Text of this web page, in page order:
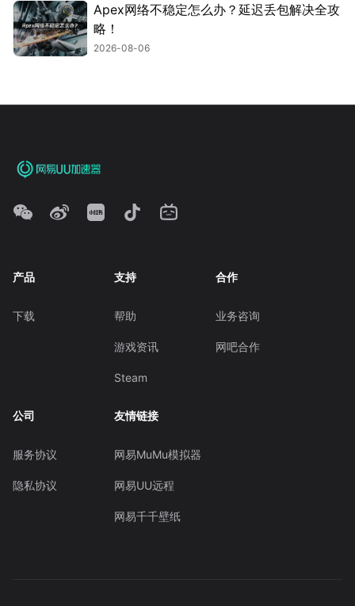
Apex网络不稳定怎么办？延迟丢包解决全攻
略！
2026-08-06
产品
下载
支持
帮助
游戏资讯
Steam
合作
业务咨询
网吧合作
公司
服务协议
隐私协议
友情链接
网易MuMu模拟器
网易UU远程
网易千千壁纸